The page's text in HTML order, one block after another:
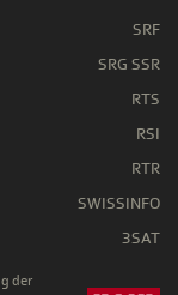
SRF
SRG SSR
RTS
RSI
RTR
SWISSINFO
3SAT
der